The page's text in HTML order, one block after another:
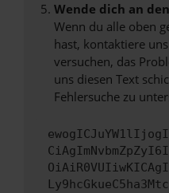
Wende dich an
Wenn du alle oben
hast, kontaktiere
versuchen, das
uns diesen Text
Fehlersuche zu